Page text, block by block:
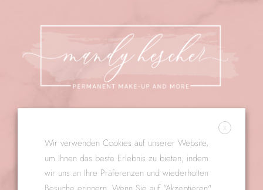
Termin vereinbaren
Mail: info@mandy-hescher.de
Tel:. +49 (0) 1520 7000 444
Wir verwenden Cookies auf unserer Website,
um Ihnen das beste Erlebnis zu bieten, indem
wir uns an Ihre Präferenzen und wiederholten